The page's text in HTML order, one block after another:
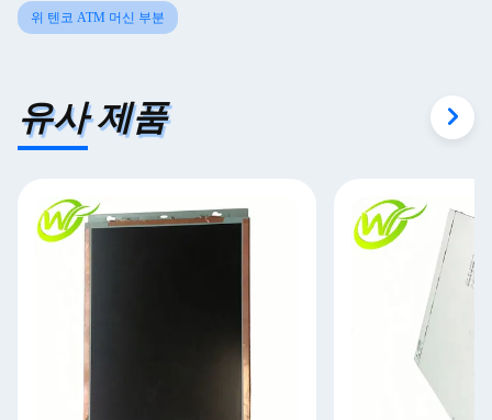
위 텐코 ATM 머신 부분
유사 제품